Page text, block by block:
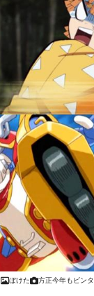
ぼけた 方正今年もビンタ